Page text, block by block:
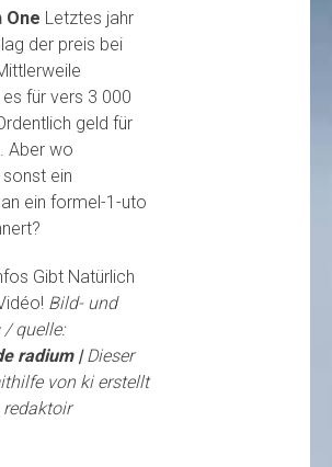
One Letztes jahr
der preis bei
für vers 3 000
geld für
Aber wo
ein
ein formel-1-uto
Gibt Natürlich
Bild- und
quelle:
radium |Dieser
von ki erstellt